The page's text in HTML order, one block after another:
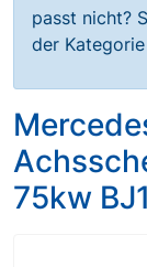
passt nicht?
der Kategorie
75kw